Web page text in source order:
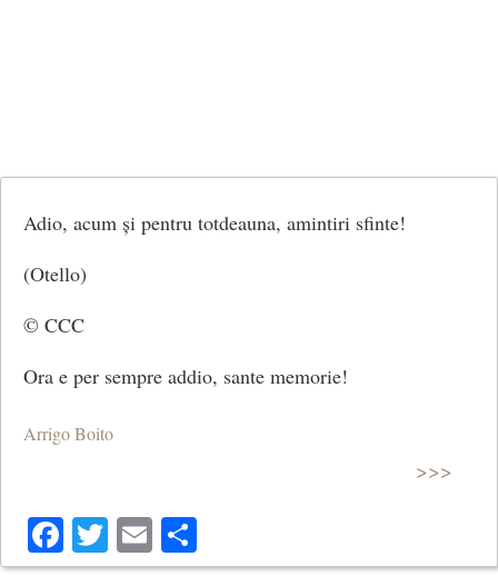
Adio, acum și pentru totdeauna, amintiri sfinte!
(Otello)
© CCC
Ora e per sempre addio, sante memorie!
Arrigo Boito
>>>
Facebook
Twitter
Email